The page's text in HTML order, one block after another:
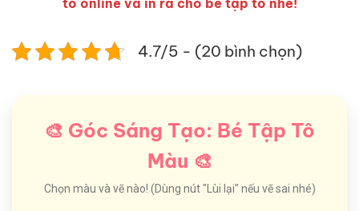
4.7/5 - (20 bình chọn)
🎨 Góc Sáng Tạo: Bé Tập Tô
Màu 🎨
Chọn màu và vẽ nào! (Dùng nút "Lùi lại" nếu vẽ sai nhé)